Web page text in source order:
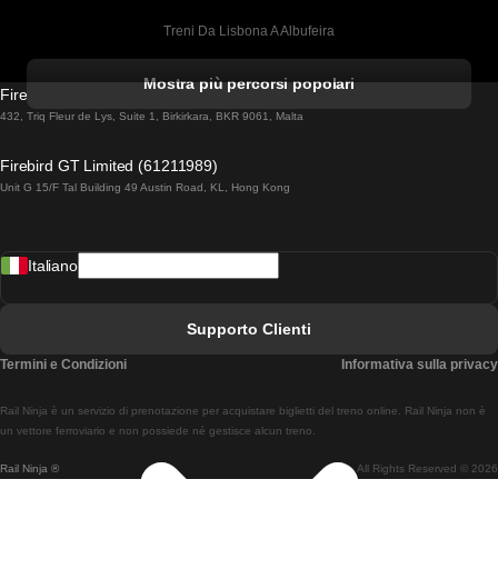
Treni Da Lisbona A Albufeira
Treni Da Lisbona A Lagos
Treni Da Lisbona A Madrid
Treni Da Lisbon A Braga
Treni Da Braga A Lisbona
Mostra più percorsi popolari
Firebird GT Limited (OC 1451)
432, Triq Fleur de Lys, Suite 1, Birkirkara, BKR 9061, Malta
Firebird GT Limited (61211989)
Unit G 15/F Tal Building 49 Austin Road, KL, Hong Kong
Rail Ninja ® All Rights Reserved © 2026
Rail Ninja è un servizio di prenotazione per acquistare biglietti del treno online. Rail Ninja non è
un vettore ferroviario e non possiede né gestisce alcun treno.
Italiano
Supporto Clienti
Termini e Condizioni Informativa sulla privacy